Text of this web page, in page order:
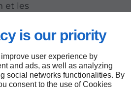
is our priority
user experience by
and ads, as well as analyzing
social networks functionalities. By
consent to the use of Cookies
et les